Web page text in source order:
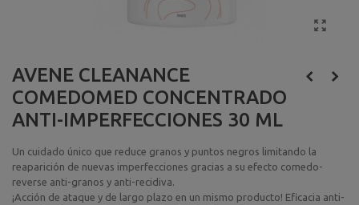
AVENE CLEANANCE
COMEDOMED CONCENTRADO
ANTI-IMPERFECCIONES 30 ML
Un cuidado único que reduce granos y puntos negros limitando la
reaparición de nuevas imperfecciones gracias a su efecto comedo-
reverse anti-granos y anti-recidiva.
¡Acción de ataque y de largo plazo en un mismo producto! Eficacia anti-